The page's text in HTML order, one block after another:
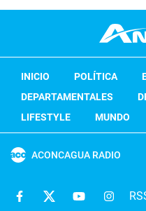
INICIO POLÍTICA
DEPARTAMENTALES
LIFESTYLE
MUNDO
ACONCAGUA RADIO